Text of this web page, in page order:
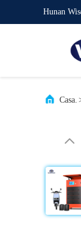
Hunan
Casa.